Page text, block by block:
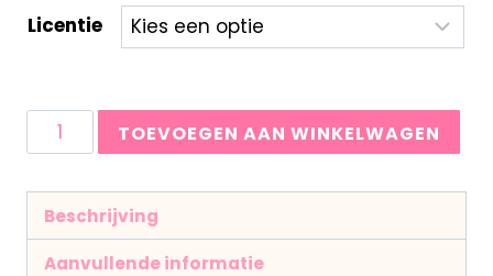
Licentie
TOEVOEGEN AAN WINKELWAGEN
Beschrijving
Aanvullende informatie